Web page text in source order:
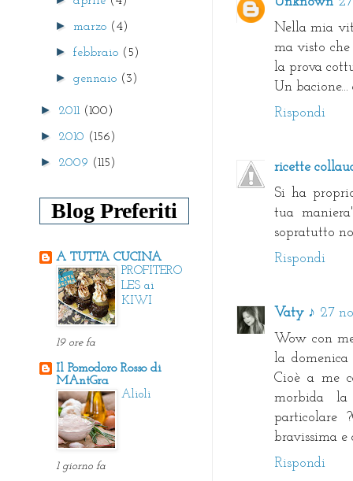
Nella mia
ma visto
la prova
Un bacione...
Rispondi
ricette
Si ha
tua
sopratutto
Rispondi
Vaty ♪ 27
Wow con
la
Cioè a me
morbida la
particolare
bravissima e
Rispondi
► marzo (4)
►febbraio (5)
►gennaio (3)
► 2011 (100)
► 2010 (156)
► 2009 (115)
Blog Preferiti
A TUTTA CUCINA
PROFITERO
LES ai
KIWI
19 ore fa
Il Pomodoro Rosso di
MAntGra
Alioli
1 giorno fa